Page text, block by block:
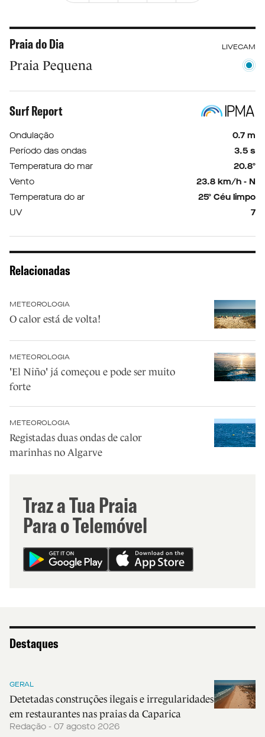
Praia do Dia LIVECAM
Praia Pequena
Surf Report
Ondulação
0.7 m
Período das ondas
3.5 s
Temperatura do mar
20.8º
Vento
23.8 km/h - N
Temperatura do ar
25º Céu limpo
UV
7
Relacionadas
METEOROLOGIA
O calor está de volta!
METEOROLOGIA
'El Niño' já começou e pode ser muito
forte
METEOROLOGIA
Registadas duas ondas de calor
marinhas no Algarve
Traz a Tua Praia
Para o Telemóvel
Destaques
GERAL
Detetadas construções ilegais e irregularidades
em restaurantes nas praias da Caparica
Redação - 07 agosto 2026